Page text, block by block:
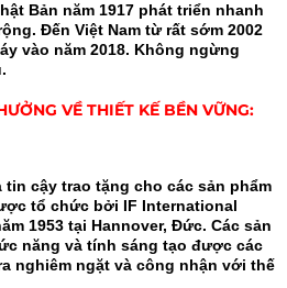
Bản năm 1917 phát triển nhanh
Đến Việt Nam từ rất sớm 2002
vào năm 2018. Không ngừng
VỀ THIẾT KẾ BỀN VỮNG:
cậy trao tặng cho các sản phẩm
tổ chức bởi IF International
1953 tại Hannover, Đức. Các sản
năng và tính sáng tạo được các
nghiêm ngặt và công nhận với thế